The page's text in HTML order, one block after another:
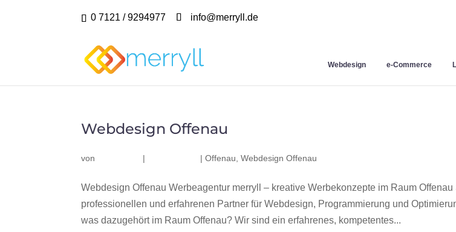
0 7121 / 9294977 info@merryll.de
Webdesign e-Commerce
Webdesign Offenau
von | |Offenau ,Webdesign Offenau
Webdesign Offenau Werbeagentur merryll – kreative Werbekonzepte im Raum
professionellen und erfahrenen Partner für Webdesign, Programmierung und
was dazugehört im Raum Offenau? Wir sind ein erfahrenes, kompetentes...